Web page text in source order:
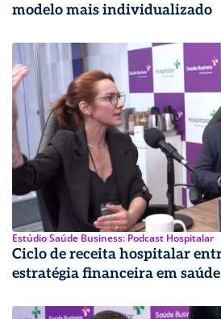
modelo mais individualizado
Estúdio Saúde Business: Podcast Hospitalar
Ciclo de receita hospitalar
estratégia financeira em saúde